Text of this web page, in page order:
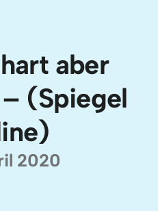
aber
(Spiegel
2020